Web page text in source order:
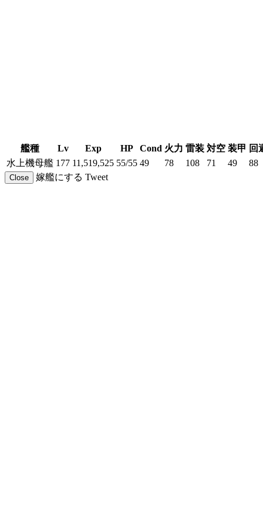
艦種 Lv Exp HP Cond 火力 雷装 対空 装甲 回
水上機母艦 177 11,519,525 55/55 49 78 108 71 49 88
Close 嫁艦にする Tweet